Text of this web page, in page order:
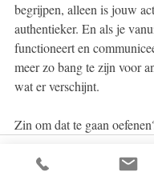
begrijpen, alleen is jouw
authentieker. En als je
functioneert en
meer zo bang te zijn voor
wat er verschijnt.
Zin om dat te gaan